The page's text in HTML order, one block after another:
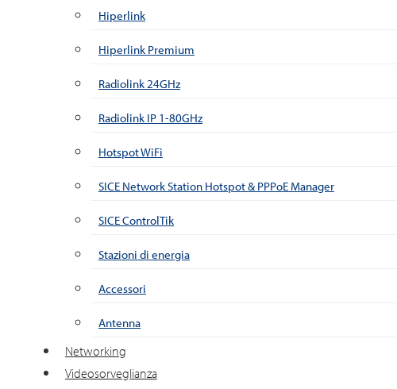
Hiperlink
Hiperlink Premium
Radiolink 24GHz
Radiolink IP 1-80GHz
Hotspot WiFi
SICE Network Station Hotspot & PPPoE Manager
SICE ControlTik
Stazioni di energia
Accessori
Antenna
Networking
Videosorveglianza